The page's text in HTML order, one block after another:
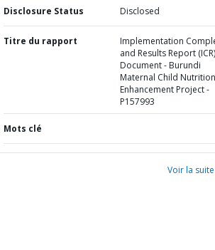
Disclosure Status Disclosed
Titre du rapport
Implementation
and Results Report (ICR)
Document - Burundi
Maternal Child Nutrition
Enhancement Project -
P157993
Mots clé
Voir la suite